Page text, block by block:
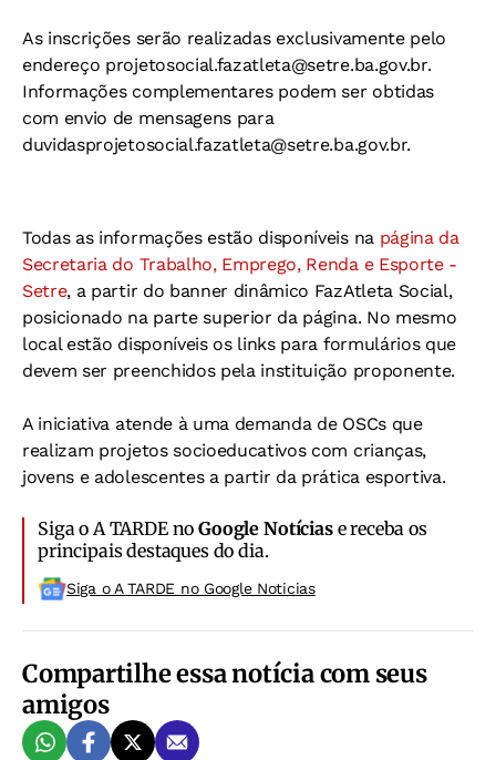
As inscrições serão realizadas exclusivamente pelo
endereço projetosocial.fazatleta@setre.ba.gov.br.
Informações complementares podem ser obtidas
com envio de mensagens para
duvidasprojetosocial.fazatleta@setre.ba.gov.br.
Todas as informações estão disponíveis na página da
Secretaria do Trabalho, Emprego, Renda e Esporte -
Setre, a partir do banner dinâmico FazAtleta Social,
posicionado na parte superior da página. No mesmo
local estão disponíveis os links para formulários que
devem ser preenchidos pela instituição proponente.
A iniciativa atende à uma demanda de OSCs que
realizam projetos socioeducativos com crianças,
jovens e adolescentes a partir da prática esportiva.
Siga o A TARDE noGoogle Notíciase receba os
principais destaques do dia.
Siga o A TARDE no Google Noticias
Compartilhe essa notícia com seus
amigos